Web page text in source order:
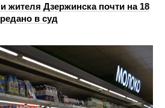
жителя Дзержинска почти на 18
в суд